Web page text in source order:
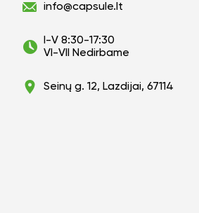
info@capsule.lt
I-V 8:30-17:30
VI-VII Nedirbame
Seinų g. 12, Lazdijai, 67114